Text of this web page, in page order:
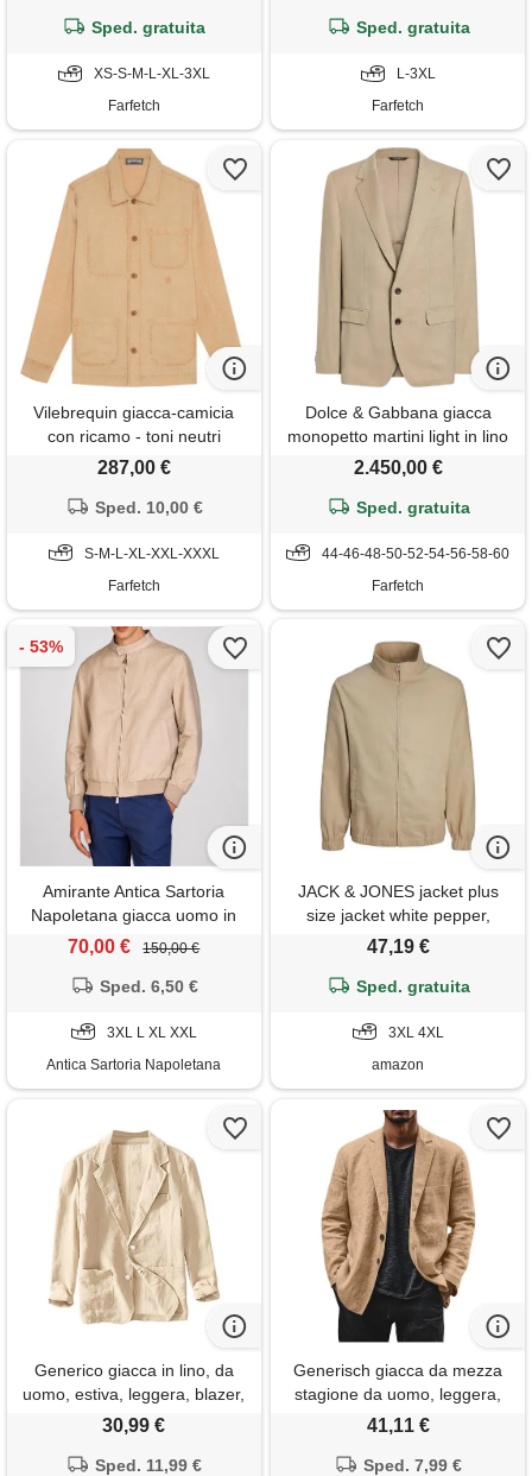
Sped. gratuita
XS-S-M-L-XL-3XL
Farfetch
Sped. gratuita
L-3XL
Farfetch
Vilebrequin giacca-camicia
con ricamo - toni neutri
287,00 €
Sped. 10,00 €
S-M-L-XL-XXL-XXXL
Farfetch
Dolce & Gabbana giacca
monopetto martini light in lino
- toni neutri
2.450,00 €
Sped. gratuita
44-46-48-50-52-54-56-58-60
Farfetch
Amirante Antica Sartoria
Napoletana giacca uomo in
lino e cotone collo coreano
70,00 € 150,00 €
Sped. 6,50 €
3XL L XL XXL
Antica Sartoria Napoletana
JACK & JONES jacket plus
size jacket white pepper,
eu4xl us2xl, white pepper
47,19 €
Sped. gratuita
3XL 4XL
amazon
Generico giacca in lino, da
uomo, estiva, leggera, blazer,
per il tempo libero, con due
il tempo libero, estivi uomo
30,99 €
Sped. 11,99 €
Generisch giacca da mezza
stagione da uomo, leggera,
blazer da uomo, sportiva, in
libero, blazer, cardigan, alla
41,11 €
Sped. 7,99 €